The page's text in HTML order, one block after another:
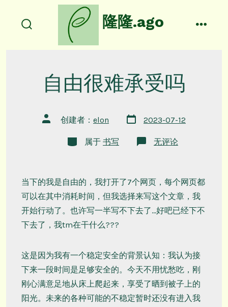
隆隆.ago
自由很难承受吗
文
章
创建者： elon
文
章
2023-07-12
类
别
属于 书写
自
受
吗
无评论
当下的我是自由的，我打开了7个网页，每个网页都
可以在其中消耗时间，但我选择来写这个文章，我
开始行动了。也许写一半写不下去了…好吧已经下不
下去了，我tm在干什么???
这是因为我有一个稳定安全的背景认知：我认为接
下来一段时间是足够安全的。今天不用忧愁吃，刚
刚心满意足地从床上爬起来，享受了晒到被子上的
阳光。未来的各种可能的不稳定暂时还没有进入我